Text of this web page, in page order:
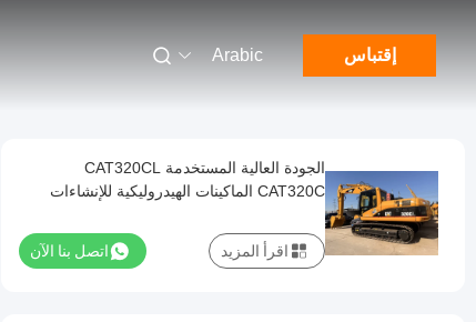
إقتباس Arabic
الجودة العالية المستخدمة CAT320CL
CAT320C الماكينات الهيدروليكية للإنشاءات
اتصل بنا الآن اقرأ المزيد